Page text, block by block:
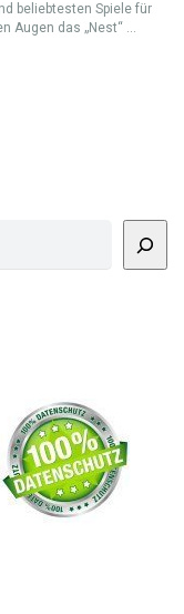
beliebtesten Spiele für
Augen das „Nest“ ...